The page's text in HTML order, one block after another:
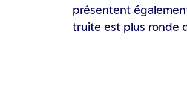
présentent
truite est plus ronde